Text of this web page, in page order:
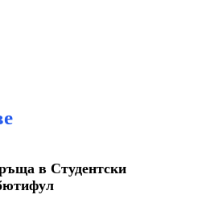
в Студентски